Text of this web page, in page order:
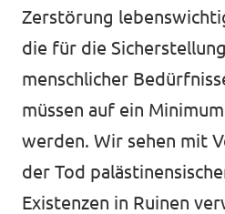
Zerstörung
die für die
menschlicher
müssen auf ein
werden. Wir sehen mit
der Tod
Existenzen in Ruinen